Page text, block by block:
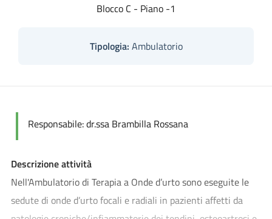
Blocco C - Piano -1
Tipologia: Ambulatorio
Responsabile:dr.ssa Brambilla Rossana
Descrizione attività
Nell'Ambulatorio di Terapia a Onde d’urto sono eseguite le
sedute di onde d’urto focali e radiali in pazienti affetti da